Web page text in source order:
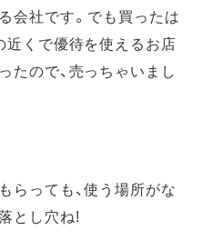
会社です。でも買ったは
近くで優待を使えるお店
たので、売っちゃいまし
らっても、使う場所がな
とし穴ね!